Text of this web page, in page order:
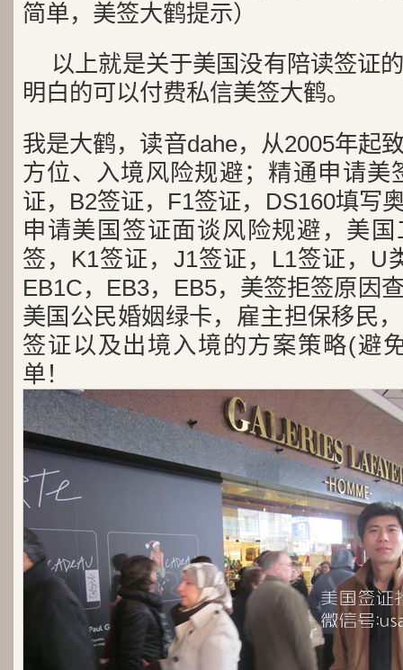
简单，美签大鹤提示）
以上就是关于美国没有陪读签证
明白的可以付费私信美签大鹤。
我是大鹤，读音dahe，从2005年起
方位、入境风险规避；精通申请美
证，B2签证，F1签证，DS160填写
申请美国签证面谈风险规避，美
签，K1签证，J1签证，L1签证，U
EB1C，EB3，EB5，美签拒签原因
美国公民婚姻绿卡，雇主担保移民
签证以及出境入境的方案策略(避
单！